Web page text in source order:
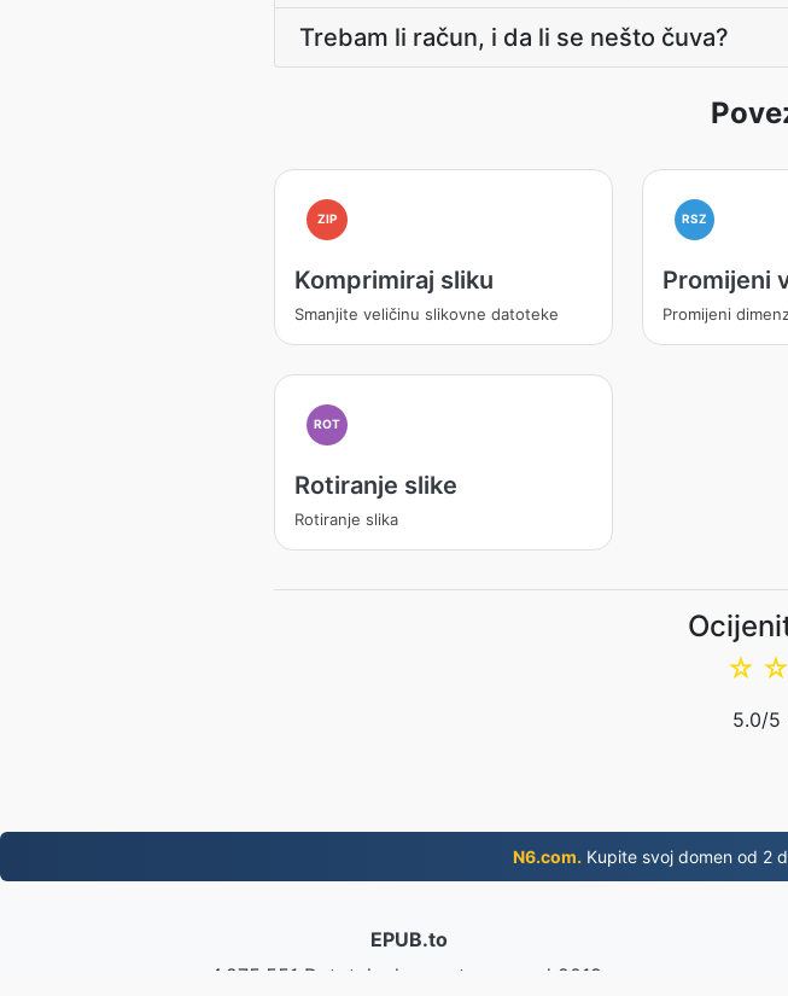
Trebam li račun, i da li se nešto čuva?
ZIP
Komprimiraj sliku
Smanjite veličinu slikovne datoteke
RSZ
Promijeni
Promijeni
ROT
Rotiranje slike
Rotiranje slika
☆
☆
5.0/5
N6.com. Kupite svoj domen od 2
EPUB.to
4,275,551 Datoteke konvertovane od 2019.